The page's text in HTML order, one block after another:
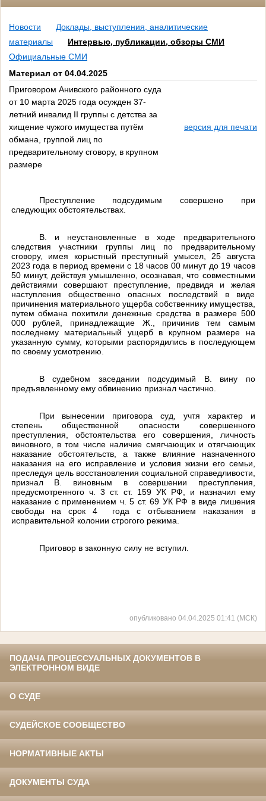
Новости
Доклады, выступления, аналитические
материалы
Интервью, публикации, обзоры СМИ
Официальные СМИ
Материал от 04.04.2025
Приговором Анивского районного суда
от 10 марта 2025 года осужден 37-
летний инвалид II группы с детства за
хищение чужого имущества путём
обмана, группой лиц по
предварительному сговору, в крупном
размере
версия для печати
Преступление подсудимым совершено при
следующих обстоятельствах.
В. и неустановленные в ходе предварительного
следствия участники группы лиц по предварительному
сговору, имея корыстный преступный умысел, 25 августа
2023 года в период времени с 18 часов 00 минут до 19 часов
50 минут, действуя умышленно, осознавая, что совместными
действиями совершают преступление, предвидя и желая
наступления общественно опасных последствий в виде
причинения материального ущерба собственнику имущества,
путем обмана похитили денежные средства в размере 500
000 рублей, принадлежащие Ж., причинив тем самым
последнему материальный ущерб в крупном размере на
указанную сумму, которыми распорядились в последующем
по своему усмотрению.
В судебном заседании подсудимый В. вину по
предъявленному ему обвинению признал частично.
При вынесении приговора суд, учтя характер и
степень общественной опасности совершенного
преступления, обстоятельства его совершения, личность
виновного, в том числе наличие смягчающих и отягчающих
наказание обстоятельств, а также влияние назначенного
наказания на его исправление и условия жизни его семьи,
преследуя цель восстановления социальной справедливости,
признал В. виновным в совершении преступления,
предусмотренногоч. 3 ст. ст. 159 УК РФ, и назначил ему
наказание с применением ч. 5 ст. 69 УК РФ в виде лишения
свободы на срок 4 года с отбыванием наказания в
исправительной колонии строгого режима.
Приговор в законную силу не вступил.
опубликовано 04.04.2025 01:41 (МСК)
ПОДАЧА ПРОЦЕССУАЛЬНЫХ ДОКУМЕНТОВ В
ЭЛЕКТРОННОМ ВИДЕ
О СУДЕ
СУДЕЙСКОЕ СООБЩЕСТВО
НОРМАТИВНЫЕ АКТЫ
ДОКУМЕНТЫ СУДА